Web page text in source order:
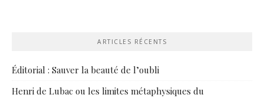
ARTICLES RÉCENTS
Éditorial : Sauver la beauté de l’oubli
Henri de Lubac ou les limites métaphysiques du